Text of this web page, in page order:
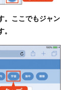
。ここでもジャン